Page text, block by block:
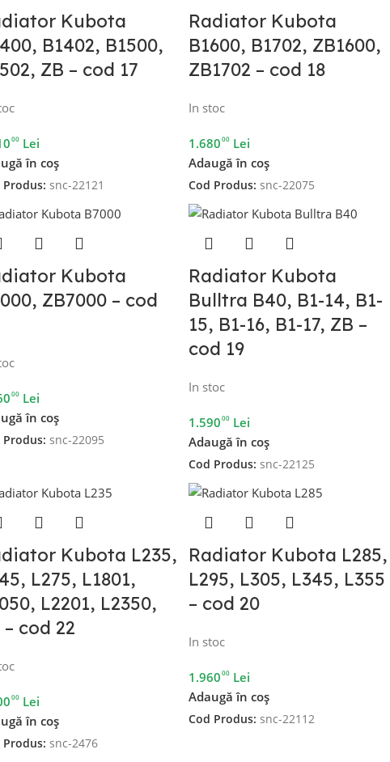
Kubota
B1402, B1500,
ZB – cod 17
00 Lei
în coș
Produs:snc-22121
Radiator Kubota
B1600, B1702, ZB1600,
ZB1702 – cod 18
In stoc
1.68000 Lei
Adaugă în coș
Cod Produs: snc-22075
Kubota
ZB7000 – cod
00 Lei
în coș
Produs:snc-22095
Radiator Kubota
Bulltra B40, B1-14, B1-
15, B1-16, B1-17, ZB –
cod 19
In stoc
1.59000 Lei
Adaugă în coș
Cod Produs: snc-22125
Kubota L235,
L275, L1801,
L2201, L2350,
– cod 22
00 Lei
în coș
Produs: snc-2476
Radiator Kubota L285,
L295, L305, L345, L355
– cod 20
In stoc
1.96000 Lei
Adaugă în coș
Cod Produs: snc-22112